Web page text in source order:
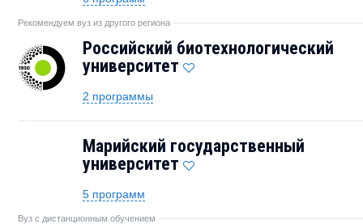
Рекомендуем вуз из другого региона
Российский биотехнологический
университет
2 программы
Марийский государственный
университет
5 программ
Вуз с дистанционным обучением